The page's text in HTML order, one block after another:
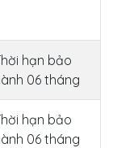
hạn bảo
06 tháng
hạn bảo
06 tháng